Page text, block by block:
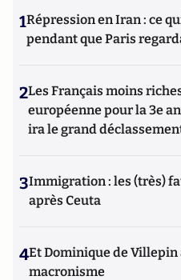
1Répression en Iran : ce
pendant que Paris
2Les Français moins
européenne pour la 3e
ira le grand
3Immigration : les (très)
après Ceuta
4Et Dominique de
macronisme